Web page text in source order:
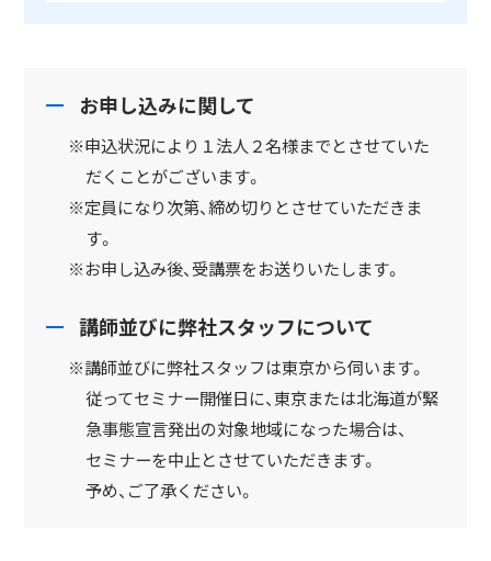
お申し込みに関して
※申込状況により１法人２名様までとさせていた
だくことがございます。
※定員になり次第、締め切りとさせていただきま
す。
※お申し込み後、受講票をお送りいたします。
講師並びに弊社スタッフについて
※講師並びに弊社スタッフは東京から伺います。
従ってセミナー開催日に、東京または北海道が緊
急事態宣言発出の対象地域になった場合は、
セミナーを中止とさせていただきます。
予め、ご了承ください。